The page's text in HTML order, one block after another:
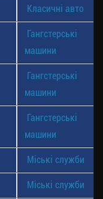
Класичні авто
Гангстерські
машини
Гангстерські
машини
Гангстерські
машини
Міські служби
Міські служби